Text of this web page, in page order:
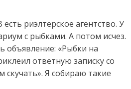
риэлтерское агентство. У
с рыбками. А потом исчез.
объявление: «Рыбки на
ответную записку со
скучать». Я собираю такие